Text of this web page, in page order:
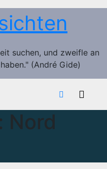
suchen, und zweifle an
(André Gide)
Nord